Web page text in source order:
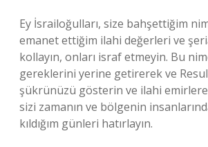
Ey İsrailoğulları, size bahşettiğim
emanet ettiğim ilahi değerleri ve
kollayın, onları israf etmeyin. Bu
gereklerini yerine getirerek ve
şükrünüzü gösterin ve ilahi
sizi zamanın ve bölgenin
kıldığım günleri hatırlayın.